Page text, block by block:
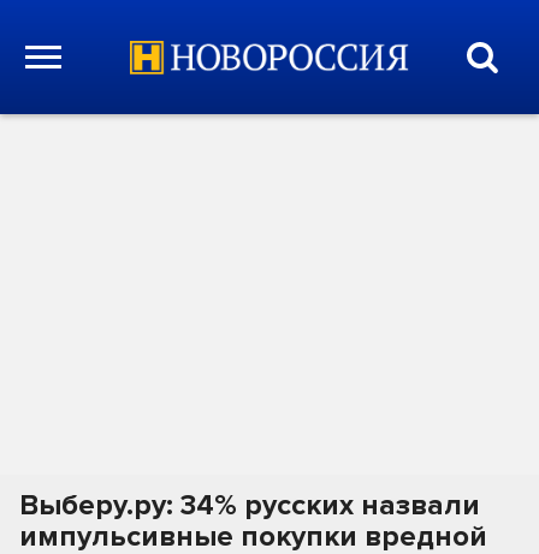
Выберу.ру: 34% русских назвали
импульсивные покупки вредной